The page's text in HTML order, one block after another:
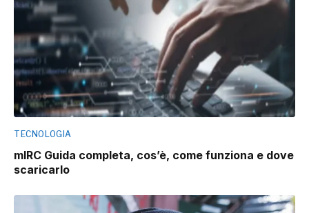
TECNOLOGIA
mIRC Guida completa, cos’è, come funziona e dove
scaricarlo